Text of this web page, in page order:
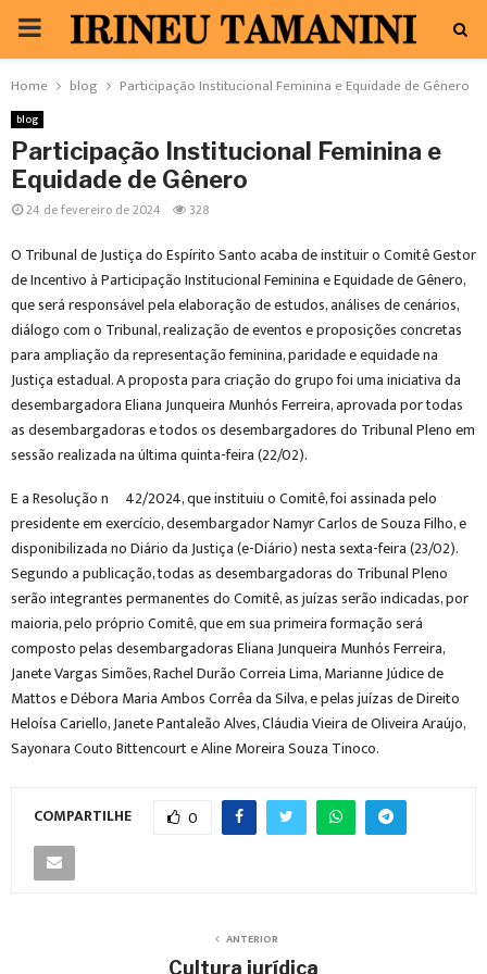
PRIMARY
MENU
Home blog Participação Institucional Feminina e Equidade de Gênero
blog
Participação Institucional Feminina e
Equidade de Gênero
24 de fevereiro de 2024 328
O Tribunal de Justiça do Espírito Santo acaba de instituir o Comitê Gestor
de Incentivo à Participação Institucional Feminina e Equidade de Gênero,
que será responsável pela elaboração de estudos, análises de cenários,
diálogo com o Tribunal, realização de eventos e proposições concretas
para ampliação da representação feminina, paridade e equidade na
Justiça estadual. A proposta para criação do grupo foi uma iniciativa da
desembargadora Eliana Junqueira Munhós Ferreira, aprovada por todas
as desembargadoras e todos os desembargadores do Tribunal Pleno em
sessão realizada na última quinta-feira (22/02).
E a Resolução nº 42/2024, que instituiu o Comitê, foi assinada pelo
presidente em exercício, desembargador Namyr Carlos de Souza Filho, e
disponibilizada no Diário da Justiça (e-Diário) nesta sexta-feira (23/02).
Segundo a publicação, todas as desembargadoras do Tribunal Pleno
serão integrantes permanentes do Comitê, as juízas serão indicadas, por
maioria, pelo próprio Comitê, que em sua primeira formação será
composto pelas desembargadoras Eliana Junqueira Munhós Ferreira,
Janete Vargas Simões, Rachel Durão Correia Lima, Marianne Júdice de
Mattos e Débora Maria Ambos Corrêa da Silva, e pelas juízas de Direito
Heloísa Cariello, Janete Pantaleão Alves, Cláudia Vieira de Oliveira Araújo,
Sayonara Couto Bittencourt e Aline Moreira Souza Tinoco.
COMPARTILHE 0
ANTERIOR
Cultura jurídica